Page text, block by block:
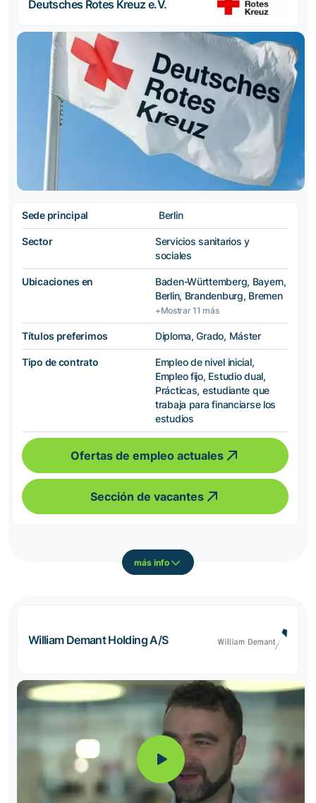
Deutsches Rotes Kreuz e.V.
Sede principal Berlin
Sector
Servicios sanitarios y
sociales
Ubicaciones en
Baden-Württemberg, Bayern,
Berlin, Brandenburg, Bremen
+Mostrar 11 más
Títulos preferimos Diploma, Grado, Máster
Tipo de contrato
Empleo de nivel inicial,
Empleo fijo, Estudio dual,
Prácticas, estudiante que
trabaja para financiarse los
estudios
Ofertas de empleo actuales
Sección de vacantes
más info
William Demant Holding A/S